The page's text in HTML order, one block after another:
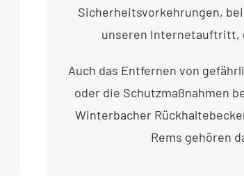
Sicherheitsvorkehrungen,
unseren Internetauftritt,
Auch das Entfernen von
oder die Schutzmaßnahmen
Winterbacher
Rems gehören